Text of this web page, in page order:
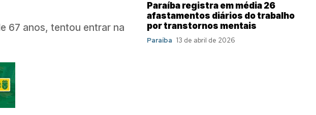
67 anos, tentou entrar na
Paraíba registra em média 26
afastamentos diários do trabalho
por transtornos mentais
Paraíba 13 de abril de 2026